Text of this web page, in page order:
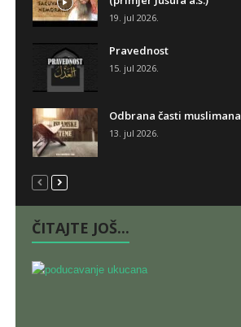
19. jul 2026.
Pravednost
15. jul 2026.
Odbrana časti muslimana
13. jul 2026.
ČITAJTE JOŠ...